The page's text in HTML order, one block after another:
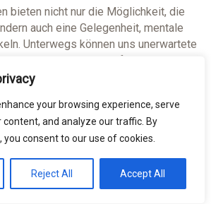
your browsing experience, serve
and analyze our traffic. By
you consent to our use of cookies.
Reject All Accept All
bieten nicht nur die Möglichkeit, die
auch eine Gelegenheit, mentale
Unterwegs können uns unerwartete
körperliche Erschöpfung vor
akzeptieren, dass wir nicht alles
stärken wir unsere mentale
und finden Wege, mit widrigen
unterwegs kann auch